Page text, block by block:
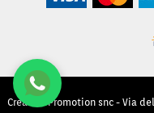
Creative Promotion snc - Via